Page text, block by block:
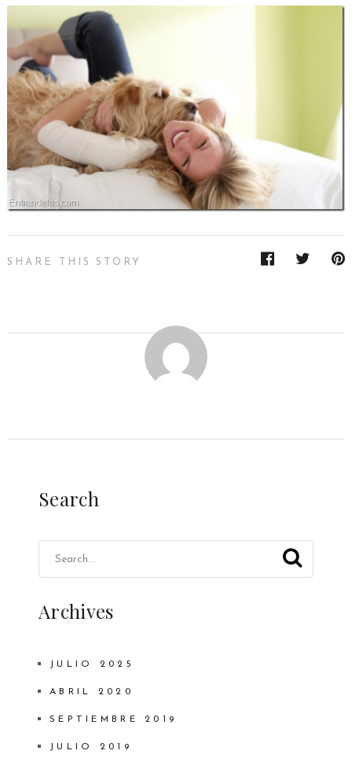
SHARE THIS STORY
Search
Archives
JULIO 2025
ABRIL 2020
SEPTIEMBRE 2019
JULIO 2019